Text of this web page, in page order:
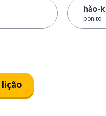
hǎo-
bonito